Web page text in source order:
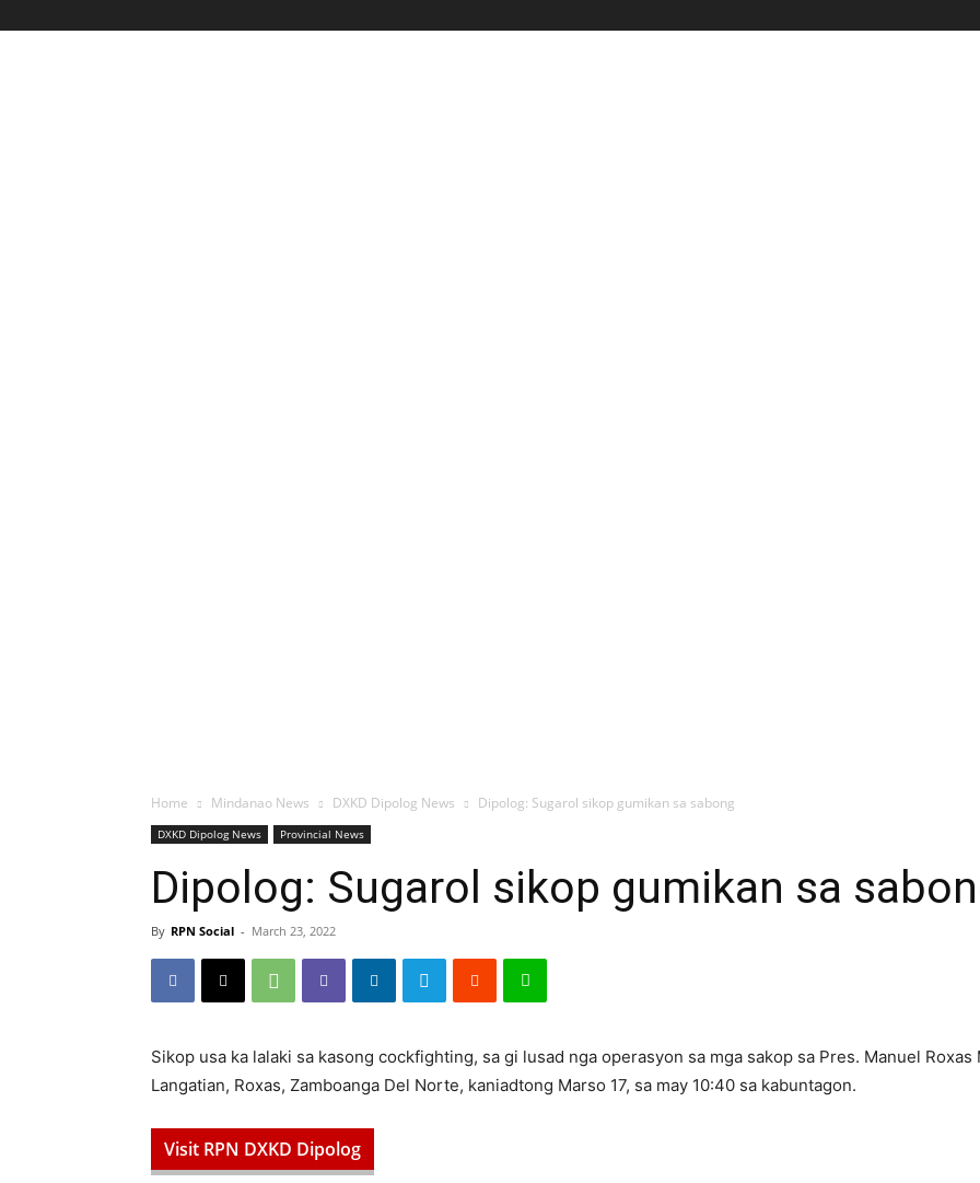
Home Mindanao News DXKD Dipolog News Dipolog: Sugarol sikop gumikan sa sabong
DXKD Dipolog News Provincial News
Dipolog: Sugarol sikop gumikan sa
By RPN Social - March 23, 2022
Sikop usa ka lalaki sa kasong cockfighting, sa gi lusad nga operasyon sa mga sakop sa Pres. Manuel
Langatian, Roxas, Zamboanga Del Norte, kaniadtong Marso 17, sa may 10:40 sa kabuntagon.
Visit RPN DXKD Dipolog